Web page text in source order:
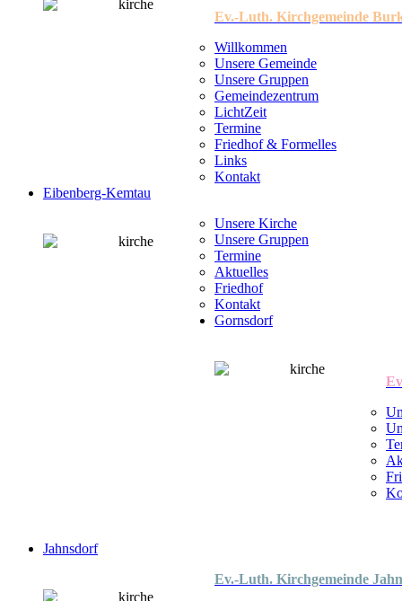
Ev.-Luth. Kirchgemeinde
Willkommen
Unsere Gemeinde
Unsere Gruppen
Gemeindezentrum
LichtZeit
Termine
Friedhof & Formelles
Links
Kontakt
Eibenberg-Kemtau
Unsere Kirche
Unsere Gruppen
Termine
Aktuelles
Friedhof
Kontakt
Gornsdorf
Jahnsdorf
Ev.-Luth. Kirchgemeinde